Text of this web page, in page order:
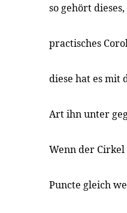
so gehört
practisches
diese hat es mit
Art ihn unter
Wenn der
Puncte gleich